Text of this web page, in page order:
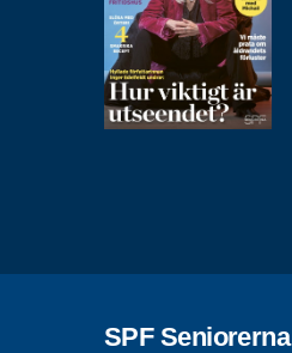
SPF Seniorerna